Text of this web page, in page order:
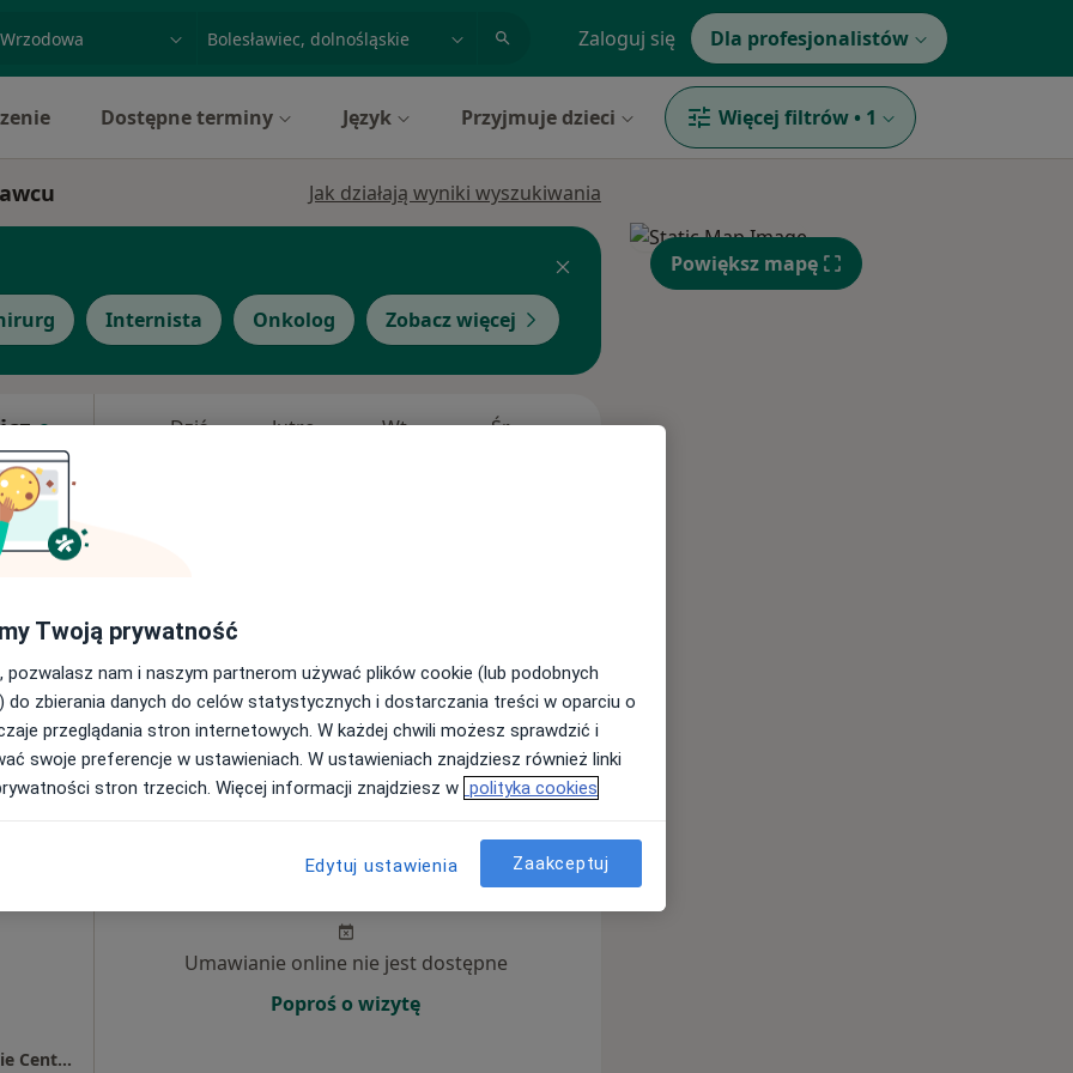
miasto lub dzielnica Zaloguj się Dla profesjonalistów
Dostępne terminy Język Przyjmuje dzieci Więcej filtrów • 1
Jak działają wyniki wyszukiwania
Internista Onkolog Zobacz więcej
• Mapa
180 zł
Dziś Jutro Wt, Śr, Czw,
Przychodnia Lekarz Domowy / Bolesławieckie Centrum Zdrowia
Jutro Wt, Czw,
13 Sie
Umawianie online nie jest dostępne
Poproś o wizytę
Powiększ mapę
Twoją prywatność
pozwalasz nam i naszym partnerom używać plików cookie (lub podobnych
do zbierania danych do celów statystycznych i dostarczania treści w oparciu o
przeglądania stron internetowych. W każdej chwili możesz sprawdzić i
swoje preferencje w ustawieniach. W ustawieniach znajdziesz również linki
stron trzecich. Więcej informacji znajdziesz w polityka cookies
Edytuj ustawienia Zaakceptuj